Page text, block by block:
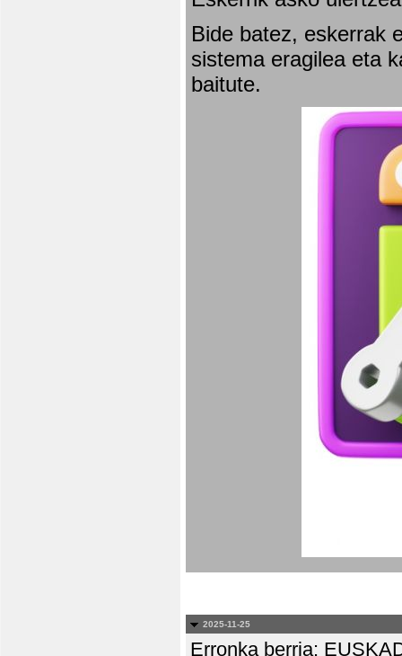
Bide batez, eskerrak
sistema eragilea eta
baitute.
2025-11-25
Erronka berria: